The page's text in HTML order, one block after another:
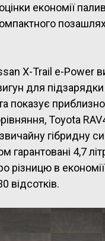
економії
X-Trail e-Power
для підзарядки
показує
Toyota
гібридну
гарантовані 4,7
різницю в
відсотків.